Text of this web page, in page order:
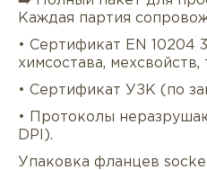
Каждая партия
• Сертификат EN 10204
химсостава,
• Сертификат УЗК (по
• Протоколы
DPI).
Упаковка фланцев